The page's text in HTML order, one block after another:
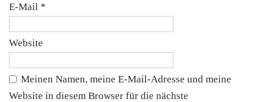
E-Mail *
Website
Meinen Namen, meine E-Mail-Adresse und meine
Website in diesem Browser für die nächste